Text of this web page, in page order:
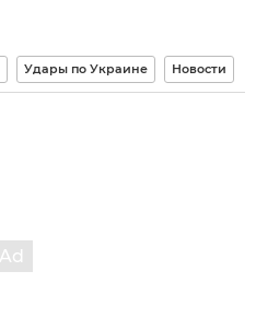
Удары по Украине Новости